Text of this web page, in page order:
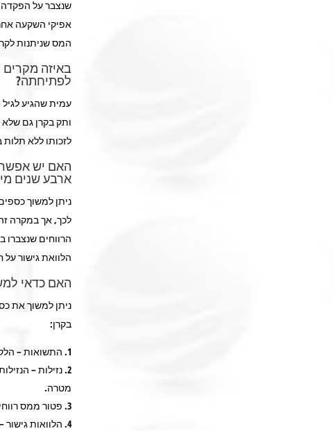
אפיקי השקעה
המס שניתנות
באיזה
לפתיחתה?
עמית שהגיע
ותק בקרן גם
לזכותו ללא
האם יש
ארבע שנים
לכך, אך במקרה
הרווחים
הלוואת גישור על
האם כדאי
בקרן:
התשואות –
מטרה.
פטור ממס
הלוואות גישור – בתום 6 שנות ותק, העמית זכאי להלוואת